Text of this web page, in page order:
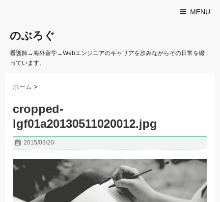
MENU
のぶろぐ
看護師→海外留学→Webエンジニアのキャリアを歩みながらその日常を綴
っています。
ホーム >
cropped-
lgf01a20130511020012.jpg
2015/03/20